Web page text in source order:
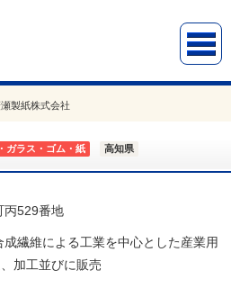
瀬製紙株式会社
ガラス・ゴム・紙 高知県
丙529番地
繊維による工業を中心とした産業用
加工並びに販売